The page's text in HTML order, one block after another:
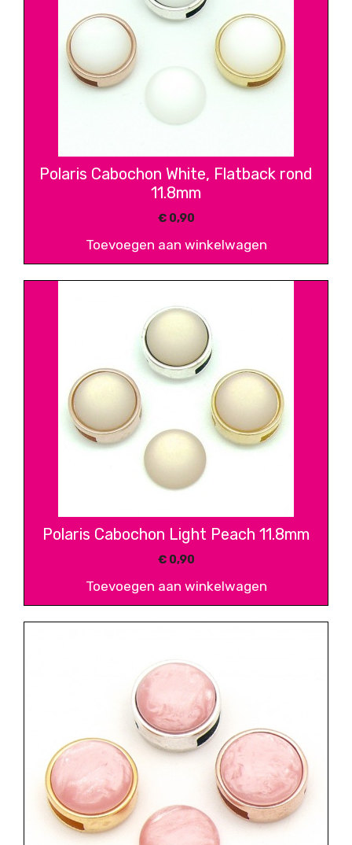
Polaris Cabochon White, Flatback rond
11.8mm
€0,90
Toevoegen aan winkelwagen
Polaris Cabochon Light Peach 11.8mm
€0,90
Toevoegen aan winkelwagen